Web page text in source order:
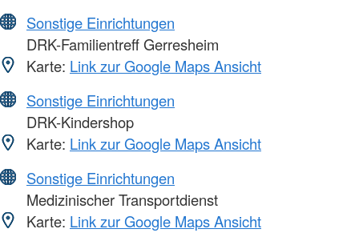
Sonstige Einrichtungen
DRK-Familientreff Gerresheim
Karte: Link zur Google Maps Ansicht
Sonstige Einrichtungen
DRK-Kindershop
Karte: Link zur Google Maps Ansicht
Sonstige Einrichtungen
Medizinischer Transportdienst
Karte: Link zur Google Maps Ansicht